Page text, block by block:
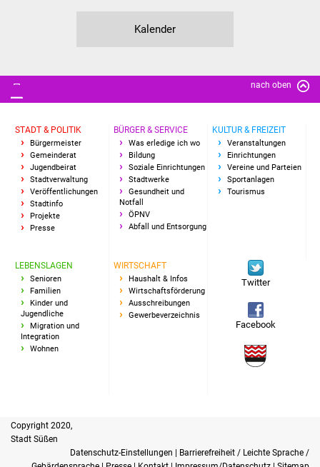
Abfall und Entsorgung
Veranstaltungen
Stadtfest
Hallenbad
Stadtbücherei
Kulturhalle
Kalender
nach oben
STADT & POLITIK
Bürgermeister
Gemeinderat
Jugendbeirat
Stadtverwaltung
Veröffentlichungen
Stadtinfo
Projekte
Presse
BÜRGER & SERVICE
Was erledige ich wo
Bildung
Soziale Einrichtungen
Stadtwerke
Gesundheit und
Notfall
ÖPNV
Abfall und Entsorgung
KULTUR & FREIZEIT
Veranstaltungen
Einrichtungen
Vereine und Parteien
Sportanlagen
Tourismus
LEBENSLAGEN
Senioren
Familien
Kinder und
Jugendliche
Migration und
Integration
Wohnen
WIRTSCHAFT
Haushalt & Infos
Wirtschaftsförderung
Ausschreibungen
Gewerbeverzeichnis
Twitter
Facebook
Copyright 2020,
Stadt Süßen
Datenschutz-Einstellungen | Barrierefreiheit / Leichte Sprache /